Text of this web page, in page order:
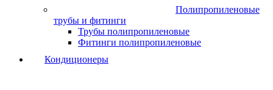
Полипропиленовые
трубы и фитинги
Трубы полипропиленовые
Фитинги полипропиленовые
Кондиционеры